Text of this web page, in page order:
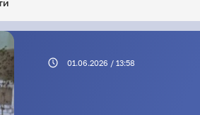
01.06.2026 / 13:58